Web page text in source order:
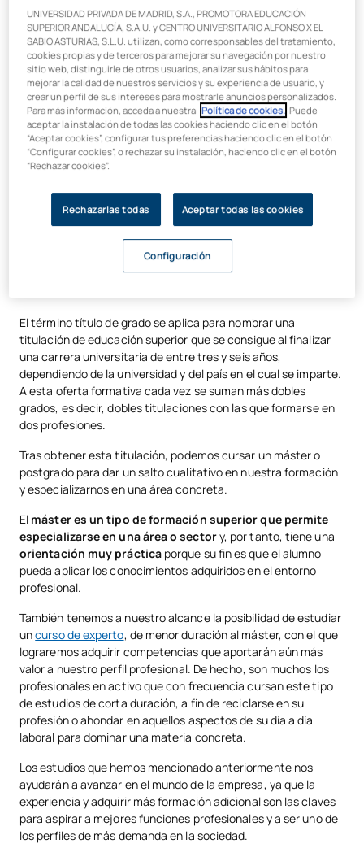
al máximo los conocimientos adquiridos durante esta
enriquecedora experiencia para salir lo mejor preparados que
podamos al competitivo mercado profesional.
Ya en la Universidad, podremos cursar ungradoo doble grado
de esa área con la que damos respuesta a nuestra especial
vocación y guiamos nuestros pasos profesionales por un
derrotero u otro, aunque bien es cierto que siempre podremos
guiar nuestros pasos hacia otra titulación si consideramos
que realmente no es la idónea para nosotros. Asimismo,
profesional no es como esperábamos y queremos apostar por
el reciclaje, para “probar suerte” en otra profesión.
El término título de grado se aplica para nombrar una
titulación de educación superior que se consigue al finalizar
una carrera universitaria de entre tres y seis años,
dependiendo de la universidad y del país en el cual se imparte.
A esta oferta formativa cada vez se suman más dobles
grados, es decir, dobles titulaciones con las que formarse en
dos profesiones.
Tras obtener esta titulación, podemos cursar un máster o
postgrado para dar un salto cualitativo en nuestra formación
y especializarnos en una área concreta.
El máster es un tipo de formación superior que permite
especializarse en una área o sectory, por tanto, tiene una
orientación muy prácticaporque su fin es que el alumno
pueda aplicar los conocimientos adquiridos en el entorno
profesional.
También tenemos a nuestro alcance la posibilidad de estudiar
uncurso de experto, de menor duración al máster, con el que
lograremos adquirir competencias que aportarán aún más
valor a nuestro perfil profesional. De hecho, son muchos los
profesionales en activo que con frecuencia cursan este tipo
de estudios de corta duración, a fin de reciclarse en su
profesión o ahondar en aquellos aspectos de su día a día
laboral para dominar una materia concreta.
Los estudios que hemos mencionado anteriormente nos
ayudarán a avanzar en el mundo de la empresa, ya que la
experiencia y adquirir más formación adicional son las claves
para aspirar a mejores funciones profesionales y a ser uno de
los perfiles de más demanda en la sociedad.
UNIVERSIDAD PRIVADA DE MADRID, S.A., PROMOTORA EDUCACIÓN
SUPERIOR ANDALUCÍA, S.A.U. y CENTRO UNIVERSITARIO ALFONSO X EL
SABIO ASTURIAS, S.L.U. utilizan, como corresponsables del tratamiento,
cookies propias y de terceros para mejorar su navegación por nuestro
sitio web, distinguirle de otros usuarios, analizar sus hábitos para
mejorar la calidad de nuestros servicios y su experiencia de usuario, y
crear un perfil de sus intereses para mostrarle anuncios personalizados.
Para más información, acceda a nuestra Política de cookies. . Puede
aceptar la instalación de todas las cookies haciendo clic en el botón
“Aceptar cookies”, configurar tus preferencias haciendo clic en el botón
“Configurar cookies”, o rechazar su instalación, haciendo clic en el botón
“Rechazar cookies”.
Rechazarlas todas Aceptar todas las cookies
Configuración